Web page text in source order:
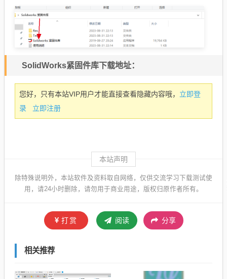
SolidWorks紧固件库下载地址：
您好，只有本站VIP用户才能直接查看隐藏内容哦， 立即登
录
立即注册
本站声明
除特殊说明外，本站软件及资料取自网络，仅供交流学习下载测试使
用，请24小时删除，请勿用于商业用途，版权归原作者所有。
打赏 阅读 分享
相关推荐